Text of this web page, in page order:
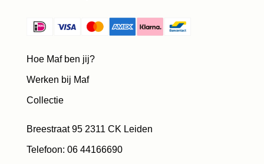
Hoe Maf ben jij?
Werken bij Maf
Collectie
Breestraat 95 2311 CK Leiden
Telefoon: 06 44166690